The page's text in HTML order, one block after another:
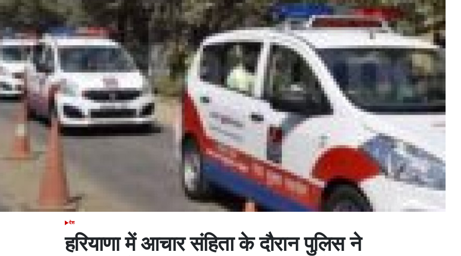
POSTED
देश
हरियाणा में आचार संहिता के दौरान पुलिस ने